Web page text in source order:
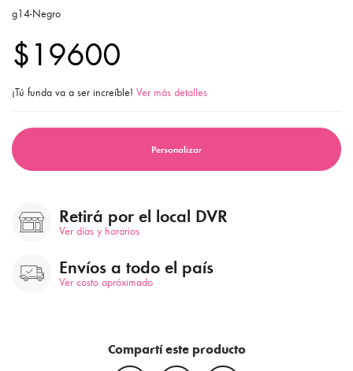
g14-Negro
$19600
¡Tú funda va a ser increíble! Ver más detalles
Personalizar
Retirá por el local DVR
Ver días y horarios
Envíos a todo el país
Ver costo apróximado
Compartí este producto